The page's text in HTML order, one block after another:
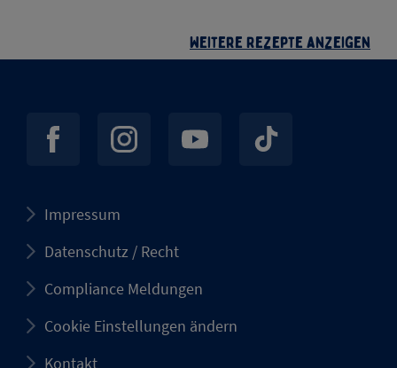
Weitere Rezepte anzeigen
Impressum
Datenschutz / Recht
Compliance Meldungen
Cookie Einstellungen ändern
Kontakt